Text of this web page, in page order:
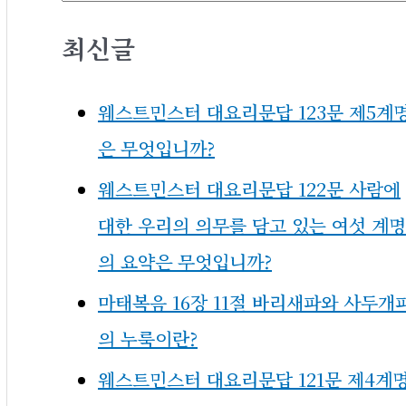
최신글
웨스트민스터 대요리문답 123문 제5계
은 무엇입니까?
웨스트민스터 대요리문답 122문 사람에
대한 우리의 의무를 담고 있는 여섯 계명
의 요약은 무엇입니까?
마태복음 16장 11절 바리새파와 사두개
의 누룩이란?
웨스트민스터 대요리문답 121문 제4계